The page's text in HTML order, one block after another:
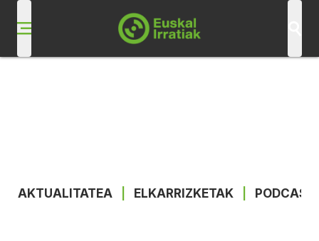
AKTUALITATEA ELKARRIZKETAK